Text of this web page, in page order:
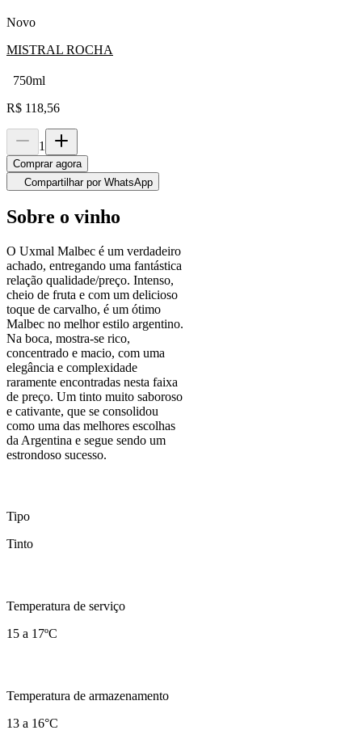
Novo
MISTRAL ROCHA
750ml
R$ 118,56
1
Comprar agora
Compartilhar por WhatsApp
Sobre o vinho
O Uxmal Malbec é um verdadeiro
achado, entregando uma fantástica
relação qualidade/preço. Intenso,
cheio de fruta e com um delicioso
toque de carvalho, é um ótimo
Malbec no melhor estilo argentino.
Na boca, mostra-se rico,
concentrado e macio, com uma
elegância e complexidade
raramente encontradas nesta faixa
de preço. Um tinto muito saboroso
e cativante, que se consolidou
como uma das melhores escolhas
da Argentina e segue sendo um
estrondoso sucesso.
Tipo
Tinto
Temperatura de serviço
15 a 17ºC
Temperatura de armazenamento
13 a 16°C